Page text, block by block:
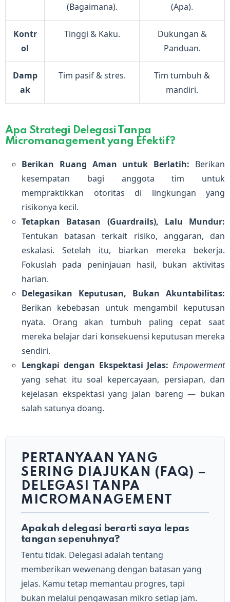
(Bagaimana).
(Apa).
Kontr
ol
Tinggi & Kaku.
Dukungan &
Panduan.
Damp
ak
Tim pasif & stres.
Tim tumbuh &
mandiri.
Apa Strategi Delegasi Tanpa
Micromanagement yang Efektif?
Berikan Ruang Aman untuk Berlatih: Berikan
kesempatan bagi anggota tim untuk
mempraktikkan otoritas di lingkungan yang
risikonya kecil.
Tetapkan Batasan (Guardrails), Lalu Mundur:
Tentukan batasan terkait risiko, anggaran, dan
eskalasi. Setelah itu, biarkan mereka bekerja.
Fokuslah pada peninjauan hasil, bukan aktivitas
harian.
Delegasikan Keputusan, Bukan Akuntabilitas:
Berikan kebebasan untuk mengambil keputusan
nyata. Orang akan tumbuh paling cepat saat
mereka belajar dari konsekuensi keputusan mereka
sendiri.
Lengkapi dengan Ekspektasi Jelas: Empowerment
yang sehat itu soal kepercayaan, persiapan, dan
kejelasan ekspektasi yang jalan bareng — bukan
salah satunya doang.
PERTANYAAN YANG
SERING DIAJUKAN (FAQ) –
DELEGASI TANPA
MICROMANAGEMENT
Apakah delegasi berarti saya lepas
tangan sepenuhnya?
Tentu tidak. Delegasi adalah tentang
memberikan wewenang dengan batasan yang
jelas. Kamu tetap memantau progres, tapi
bukan melalui pengawasan mikro setiap jam.